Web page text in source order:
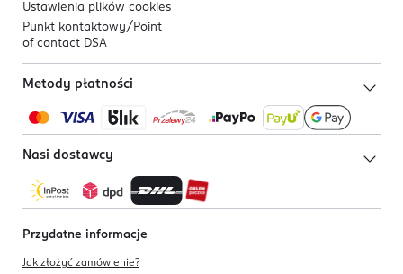
Ustawienia plików cookies
Punkt kontaktowy/ Point
of contact DSA
Metody płatności
Nasi dostawcy
Przydatne informacje
Jak złożyć zamówienie?